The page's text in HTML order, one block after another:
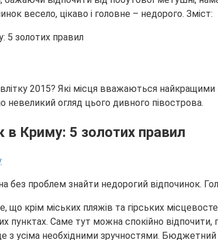
весело, цікаво і головне – недорого. Зміст:
5 золотих правил
2015? Які місця вважаються найкращими
невеликий огляд цього дивного півострова.
Криму: 5 золотих правил
без проблем знайти недорогий відпочинок.
що крім міських пляжів та гірських
пунктах. Саме тут можна спокійно
з усіма необхідними зручностями.